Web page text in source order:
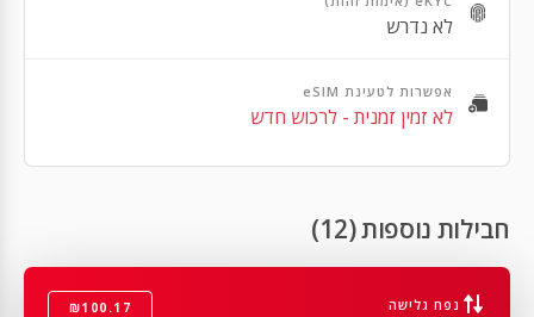
Apple iPhone 11
Apple iPhone XR
לא נדרש
אפשרות לטעינת eSIM
לא זמין זמנית - לרכוש חדש
חבילות נוספות (12)
נפח גלישה ₪100.17